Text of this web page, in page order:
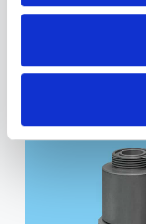
More info